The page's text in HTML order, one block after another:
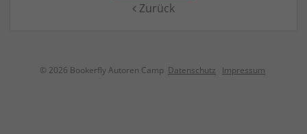
Zurück
© 2026 Bookerfly Autoren Camp Datenschutz Impressum